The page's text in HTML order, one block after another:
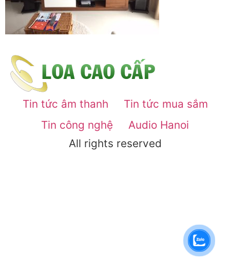
Tin tức âm thanh
Tin tức mua sắm
Tin công nghệ
Audio Hanoi
All rights reserved